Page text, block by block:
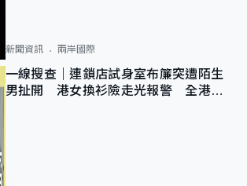
新聞資訊 兩岸國際
一線搜查｜連鎖店試身室布簾突遭陌生
男扯開 港女換衫險走光報警 全港分